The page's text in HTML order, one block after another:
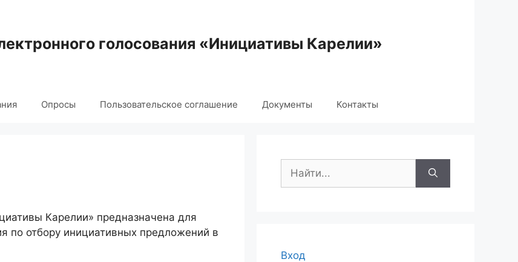
голосования «Инициативы Карелии»
Опросы Пользовательское соглашение Документы Контакты
Карелии» предназначена для
по отбору инициативных предложений в
Поиск:
Вход